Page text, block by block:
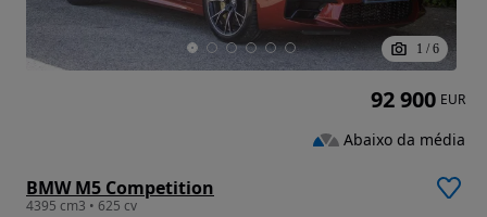
1 / 6
BMW M5 Competition
4395 cm3 • 625 cv
92 900 EUR
Abaixo da média